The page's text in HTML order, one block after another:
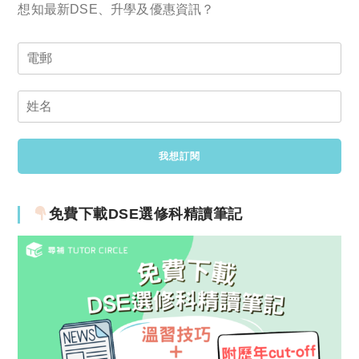
想知最新DSE、升學及優惠資訊？
免費下載DSE選修科精讀筆記